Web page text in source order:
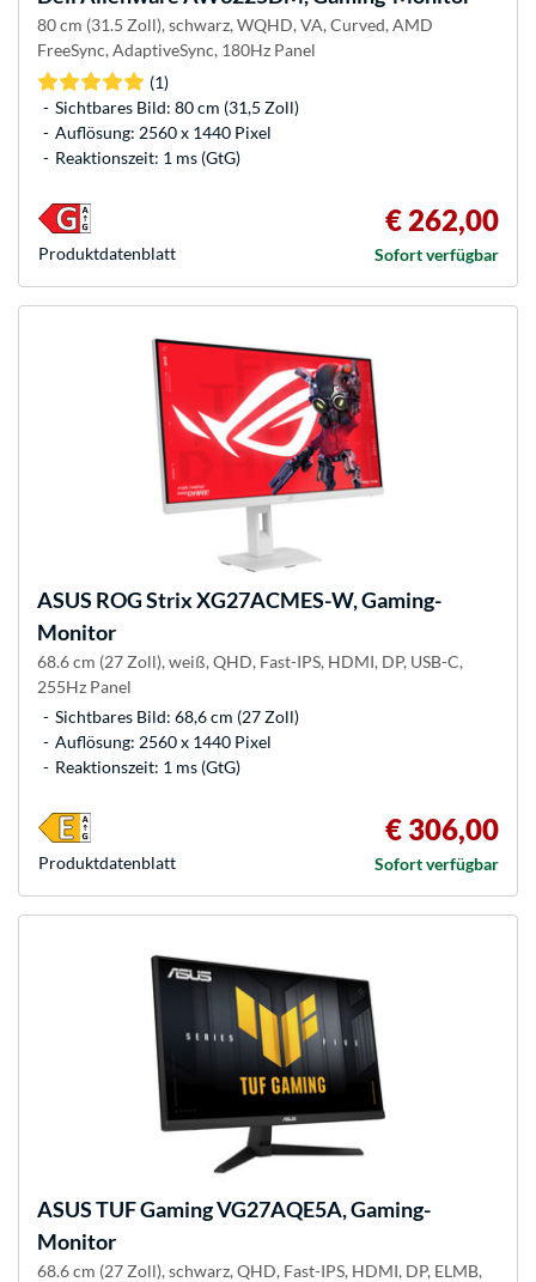
80 cm (31.5 Zoll), schwarz, WQHD, VA, Curved, AMD
FreeSync, AdaptiveSync, 180Hz Panel
(1)
Sichtbares Bild: 80 cm (31,5 Zoll)
Auflösung: 2560 x 1440 Pixel
Reaktionszeit: 1 ms (GtG)
€ 262,00
Sofort verfügbar
Produkt­datenblatt
ASUS ROG Strix XG27ACMES-W, Gaming-
Monitor
68.6 cm (27 Zoll), weiß, QHD, Fast-IPS, HDMI, DP, USB-C,
255Hz Panel
Sichtbares Bild: 68,6 cm (27 Zoll)
Auflösung: 2560 x 1440 Pixel
Reaktionszeit: 1 ms (GtG)
€ 306,00
Sofort verfügbar
Produkt­datenblatt
ASUSTUF Gaming VG27AQE5A, Gaming-
Monitor
68.6 cm (27 Zoll), schwarz, QHD, Fast-IPS, HDMI, DP, ELMB,